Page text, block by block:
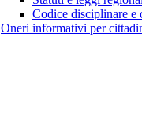
Codice disciplinare e
Oneri informativi per